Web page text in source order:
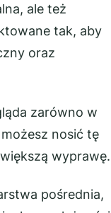
ale też
tak, aby
oraz
zarówno w
nosić tę
wyprawę.
pośrednia,